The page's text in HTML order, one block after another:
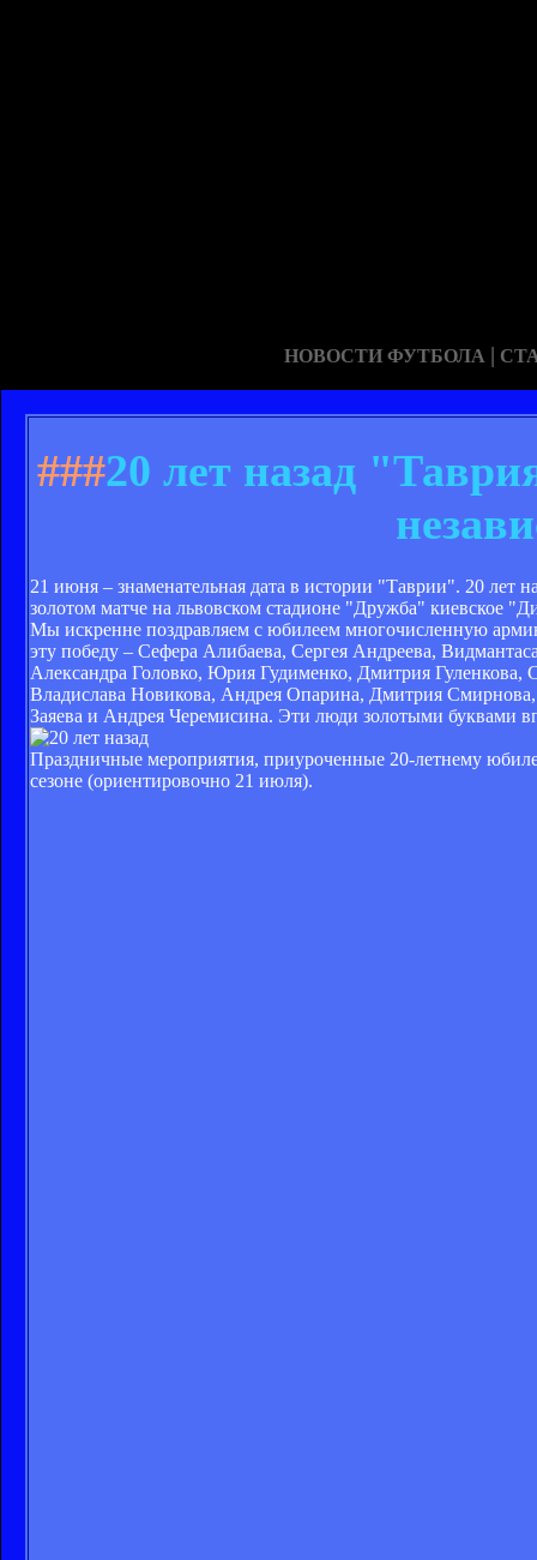
НОВОСТИ ФУТБОЛА |
###20 лет назад
21 июня – знаменательная дата в истории "Таврии". 20 лет
золотом матче на львовском стадионе "Дружба" киевское
Мы искренне поздравляем с юбилеем многочисленную
эту победу – Сефера Алибаева, Сергея Андреева,
Александра Головко, Юрия Гудименко, Дмитрия
Владислава Новикова, Андрея Опарина, Дмитрия
Заяева и Андрея Черемисина. Эти люди золотыми буквами
Праздничные мероприятия, приуроченные 20-летнему
сезоне (ориентировочно 21 июля).